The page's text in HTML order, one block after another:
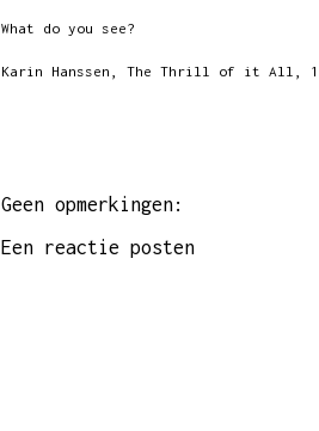
What do you see?
Karin Hanssen , The Thrill of it All,
Geen opmerkingen:
Een reactie posten